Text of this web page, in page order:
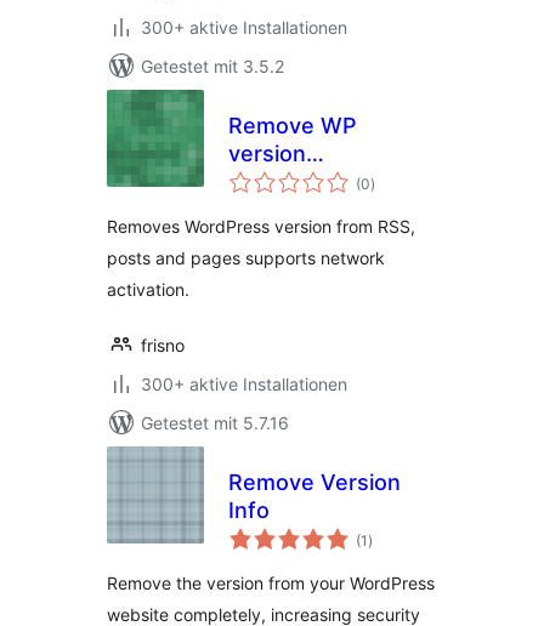
300+ aktive Installationen
Getestet mit 3.5.2
Remove WP
version
everywhere (0Bewertungen
insgesamt
)
Removes WordPress version from RSS,
posts and pages supports network
activation.
frisno
300+ aktive Installationen
Getestet mit 5.7.16
Remove Version
Info
(1 Bewertungen
insgesamt
)
Remove the version from your WordPress
website completely, increasing security